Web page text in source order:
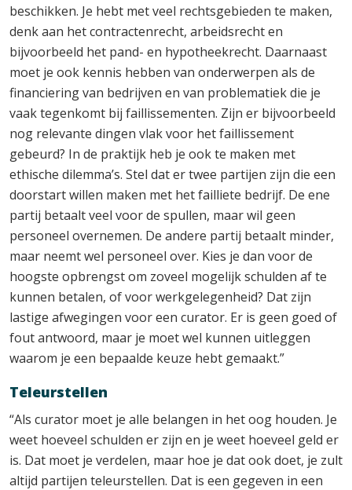
beschikken. Je hebt met veel rechtsgebieden te maken,
denk aan het contractenrecht, arbeidsrecht en
bijvoorbeeld het pand- en hypotheekrecht. Daarnaast
moet je ook kennis hebben van onderwerpen als de
financiering van bedrijven en van problematiek die je
vaak tegenkomt bij faillissementen. Zijn er bijvoorbeeld
nog relevante dingen vlak voor het faillissement
gebeurd? In de praktijk heb je ook te maken met
ethische dilemma’s. Stel dat er twee partijen zijn die een
doorstart willen maken met het failliete bedrijf. De ene
partij betaalt veel voor de spullen, maar wil geen
personeel overnemen. De andere partij betaalt minder,
maar neemt wel personeel over. Kies je dan voor de
hoogste opbrengst om zoveel mogelijk schulden af te
kunnen betalen, of voor werkgelegenheid? Dat zijn
lastige afwegingen voor een curator. Er is geen goed of
fout antwoord, maar je moet wel kunnen uitleggen
waarom je een bepaalde keuze hebt gemaakt.”
Teleurstellen
“Als curator moet je alle belangen in het oog houden. Je
weet hoeveel schulden er zijn en je weet hoeveel geld er
is. Dat moet je verdelen, maar hoe je dat ook doet, je zult
altijd partijen teleurstellen. Dat is een gegeven in een